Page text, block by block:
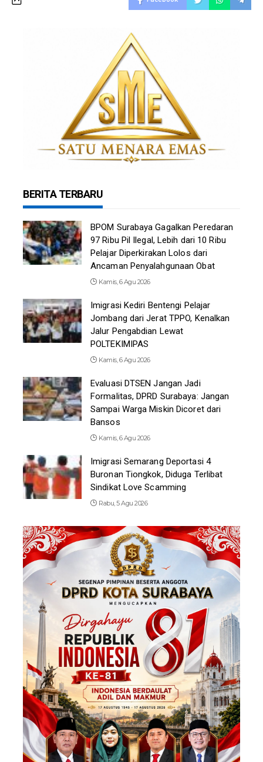
BERITA TERBARU
BPOM Surabaya Gagalkan Peredaran
97 Ribu Pil Ilegal, Lebih dari 10 Ribu
Pelajar Diperkirakan Lolos dari
Ancaman Penyalahgunaan Obat
Kamis, 6 Agu 2026
Imigrasi Kediri Bentengi Pelajar
Jombang dari Jerat TPPO, Kenalkan
Jalur Pengabdian Lewat
POLTEKIMIPAS
Kamis, 6 Agu 2026
Evaluasi DTSEN Jangan Jadi
Formalitas, DPRD Surabaya: Jangan
Sampai Warga Miskin Dicoret dari
Bansos
Kamis, 6 Agu 2026
Imigrasi Semarang Deportasi 4
Buronan Tiongkok, Diduga Terlibat
Sindikat Love Scamming
Rabu, 5 Agu 2026